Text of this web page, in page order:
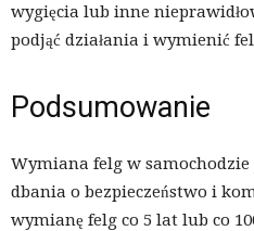
wygięcia lub inne
podjąć działania i wymienić
Podsumowanie
Wymiana felg w
dbania o bezpieczeństwo i
wymianę felg co 5 lat lub co